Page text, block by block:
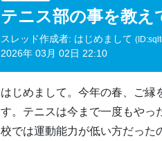
テニス部の事を教え
スレッド作成者: はじめまして
2026年 03月 02日 22:10
はじめまして。今年の春、ご縁
す。テニスは今まで一度もやっ
校では運動能力が低い方だった